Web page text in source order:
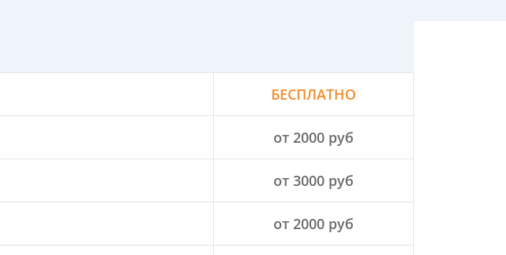
БЕСПЛАТНО
от 2000 руб
от 3000 руб
от 2000 руб